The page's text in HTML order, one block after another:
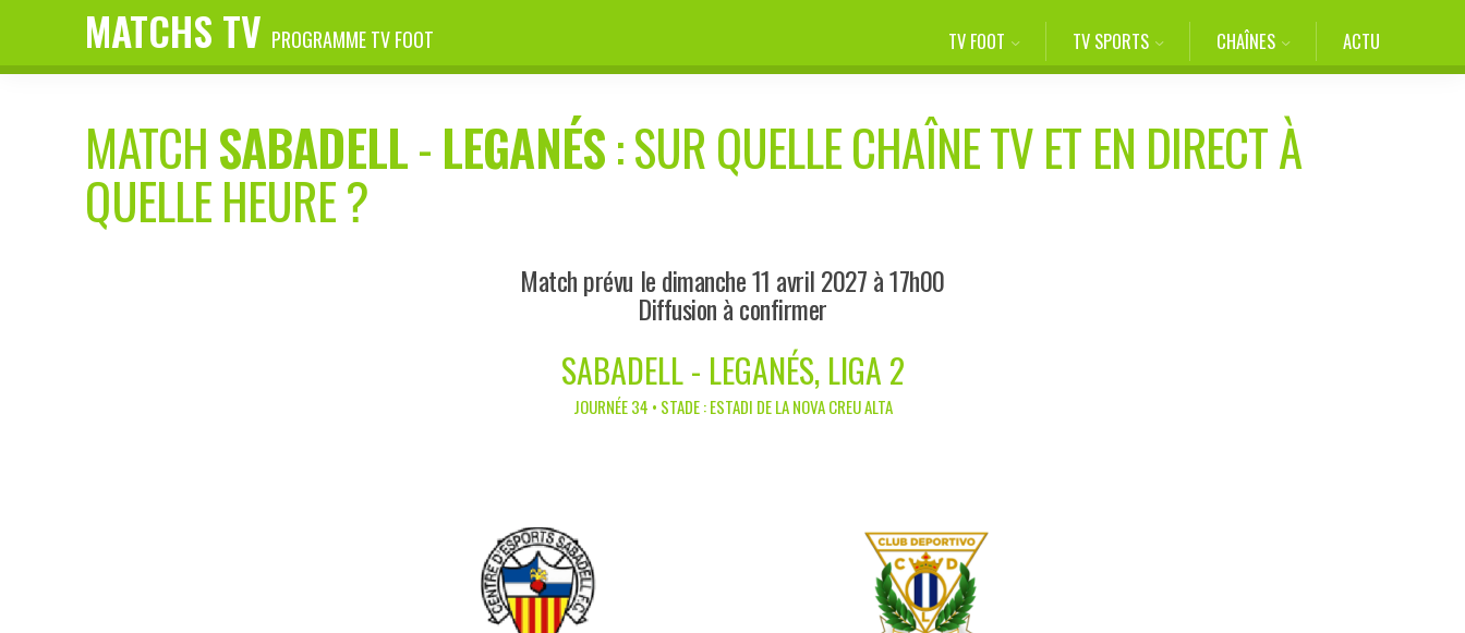
MATCHS TV PROGRAMME TV FOOT TV FOOT TV SPORTS CHAÎNES ACTU
MATCHSABADELL-LEGANÉS: SUR QUELLE CHAÎNE TV ET EN DIRECT À
QUELLE HEURE ?
Match prévu le dimanche 11 avril 2027 à 17h00
Diffusion à confirmer
SABADELL - LEGANÉS, LIGA 2
JOURNÉE 34 • STADE : ESTADI DE LA NOVA CREU ALTA